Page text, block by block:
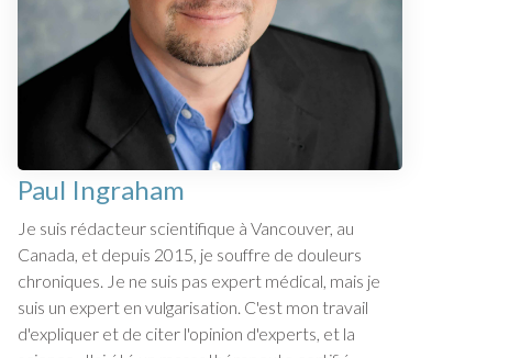
Paul Ingraham
Je suis rédacteur scientifique à Vancouver, au
Canada, et depuis 2015, je souffre de douleurs
chroniques. Je ne suis pas expert médical, mais je
suis un expert en vulgarisation. C'est mon travail
d'expliquer et de citer l'opinion d'experts, et la